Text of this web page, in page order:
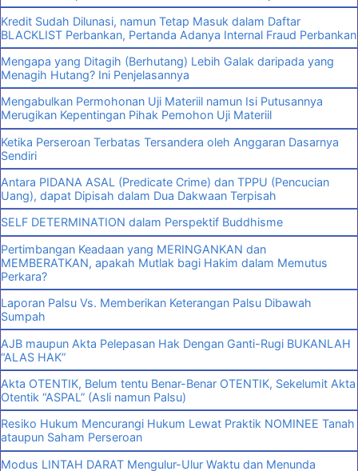
Kredit Sudah Dilunasi, namun Tetap Masuk dalam Daftar
BLACKLIST Perbankan, Pertanda Adanya Internal Fraud Perbankan
Mengapa yang Ditagih (Berhutang) Lebih Galak daripada yang
Menagih Hutang? Ini Penjelasannya
Mengabulkan Permohonan Uji Materiil namun Isi Putusannya
Merugikan Kepentingan Pihak Pemohon Uji Materiil
Ketika Perseroan Terbatas Tersandera oleh Anggaran Dasarnya
Sendiri
Antara PIDANA ASAL (Predicate Crime) dan TPPU (Pencucian
Uang), dapat Dipisah dalam Dua Dakwaan Terpisah
SELF DETERMINATION dalam Perspektif Buddhisme
Pertimbangan Keadaan yang MERINGANKAN dan
MEMBERATKAN, apakah Mutlak bagi Hakim dalam Memutus
Perkara?
Laporan Palsu Vs. Memberikan Keterangan Palsu Dibawah
Sumpah
AJB maupun Akta Pelepasan Hak Dengan Ganti-Rugi BUKANLAH
“ALAS HAK”
Akta OTENTIK, Belum tentu Benar-Benar OTENTIK, Sekelumit Akta
Otentik “ASPAL” (Asli namun Palsu)
Resiko Hukum Mencurangi Hukum Lewat Praktik NOMINEE Tanah
ataupun Saham Perseroan
Modus LINTAH DARAT Mengulur-Ulur Waktu dan Menunda